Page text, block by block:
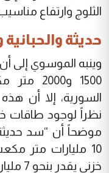
الثلوج وارتفاع
حديثة والحبانية
وينبه الموسوي إلى
1500
السورية، إلا أن
نظراً لوجود طاقات
موضحاً أن “سد
10 مليارات متر
خزني يقدر بنحو 7 مليارات متر مكعب”.